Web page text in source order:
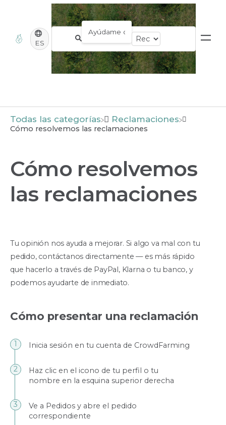
ES
Todas las categorías ​Reclamaciones
Cómo resolvemos las reclamaciones
Cómo resolvemos
las reclamaciones
Tu opinión nos ayuda a mejorar. Si algo va mal con tu
pedido, contáctanos directamente — es más rápido
que hacerlo a través de PayPal, Klarna o tu banco, y
podemos ayudarte de inmediato.
Cómo presentar una reclamación
Inicia sesión en tu cuenta de CrowdFarming
Haz clic en el icono de tu perfil o tu
nombre en la esquina superior derecha
Ve a Pedidos y abre el pedido
correspondiente